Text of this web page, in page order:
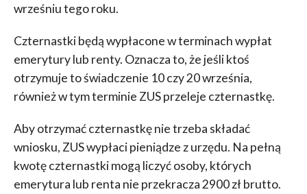
wrześniu tego roku.
Czternastki będą wypłacone w terminach wypłat
emerytury lub renty. Oznacza to, że jeśli ktoś
otrzymuje to świadczenie 10 czy 20 września,
również w tym terminie ZUS przeleje czternastkę.
Aby otrzymać czternastkę nie trzeba składać
wniosku, ZUS wypłaci pieniądze z urzędu. Na pełną
kwotę czternastki mogą liczyć osoby, których
emerytura lub renta nie przekracza 2900 zł brutto.